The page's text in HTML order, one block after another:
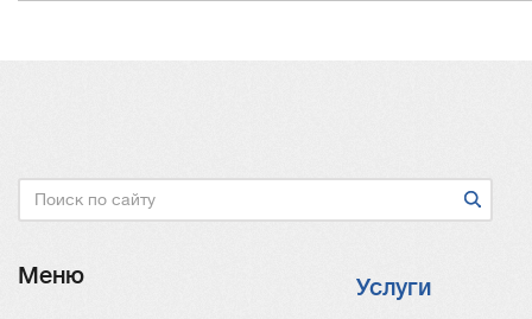
Поиск
Меню
Услуги